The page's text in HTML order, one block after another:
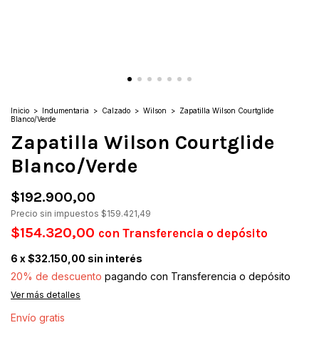
Inicio > Indumentaria > Calzado > Wilson > Zapatilla Wilson Courtglide
Blanco/Verde
Zapatilla Wilson Courtglide
Blanco/Verde
$192.900,00
Precio sin impuestos $159.421,49
$154.320,00 con Transferencia o depósito
6 x$32.150,00 sin interés
20% de descuento pagando con Transferencia o depósito
Ver más detalles
Envío gratis